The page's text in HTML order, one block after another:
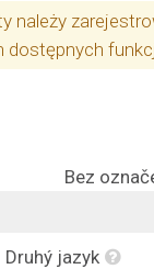
należy
dostępnych
Bez
Druhý jazyk